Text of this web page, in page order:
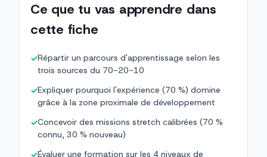
Ce que tu vas apprendre dans
cette fiche
✓Répartir un parcours d'apprentissage selon les
trois sources du 70-20-10
✓Expliquer pourquoi l'expérience (70 %) domine
grâce à la zone proximale de développement
✓Concevoir des missions stretch calibrées (70 %
connu, 30 % nouveau)
Évaluer une formation sur les 4 niveaux de